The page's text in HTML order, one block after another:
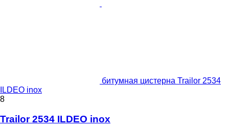
битумная цистерна Trailor 2534
ILDEO inox
8
Trailor 2534 ILDEO inox